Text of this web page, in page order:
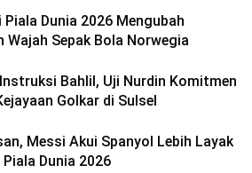
Piala Dunia 2026 Mengubah
Wajah Sepak Bola Norwegia
Bahlil, Uji Nurdin Komitmen
Golkar di Sulsel
Messi Akui Spanyol Lebih Layak
Dunia 2026